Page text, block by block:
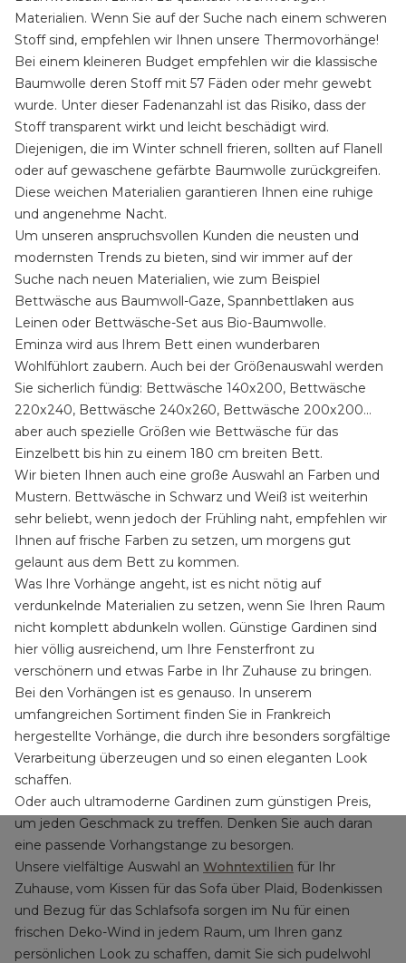
Materialien. Wenn Sie auf der Suche nach einem schweren
Stoff sind, empfehlen wir Ihnen unsere Thermovorhänge!
Bei einem kleineren Budget empfehlen wir die klassische
Baumwolle deren Stoff mit 57 Fäden oder mehr gewebt
wurde. Unter dieser Fadenanzahl ist das Risiko, dass der
Stoff transparent wirkt und leicht beschädigt wird.
Diejenigen, die im Winter schnell frieren, sollten auf Flanell
oder auf gewaschene gefärbte Baumwolle zurückgreifen.
Diese weichen Materialien garantieren Ihnen eine ruhige
und angenehme Nacht.
Um unseren anspruchsvollen Kunden die neusten und
modernsten Trends zu bieten, sind wir immer auf der
Suche nach neuen Materialien, wie zum Beispiel
Bettwäsche aus Baumwoll-Gaze, Spannbettlaken aus
Leinen oder Bettwäsche-Set aus Bio-Baumwolle.
Eminza wird aus Ihrem Bett einen wunderbaren
Wohlfühlort zaubern. Auch bei der Größenauswahl werden
Sie sicherlich fündig: Bettwäsche 140x200, Bettwäsche
220x240, Bettwäsche 240x260, Bettwäsche 200x200…
aber auch spezielle Größen wie Bettwäsche für das
Einzelbett bis hin zu einem 180 cm breiten Bett.
Wir bieten Ihnen auch eine große Auswahl an Farben und
Mustern. Bettwäsche in Schwarz und Weiß ist weiterhin
sehr beliebt, wenn jedoch der Frühling naht, empfehlen wir
Ihnen auf frische Farben zu setzen, um morgens gut
gelaunt aus dem Bett zu kommen.
Was Ihre Vorhänge angeht, ist es nicht nötig auf
verdunkelnde Materialien zu setzen, wenn Sie Ihren Raum
nicht komplett abdunkeln wollen. Günstige Gardinen sind
hier völlig ausreichend, um Ihre Fensterfront zu
verschönern und etwas Farbe in Ihr Zuhause zu bringen.
Bei den Vorhängen ist es genauso. In unserem
umfangreichen Sortiment finden Sie in Frankreich
hergestellte Vorhänge, die durch ihre besonders sorgfältige
Verarbeitung überzeugen und so einen eleganten Look
schaffen.
Oder auch ultramoderne Gardinen zum günstigen Preis,
um jeden Geschmack zu treffen. Denken Sie auch daran
eine passende Vorhangstange zu besorgen.
Unsere vielfältige Auswahl an Wohntextilien für Ihr
Zuhause, vom Kissen für das Sofa über Plaid, Bodenkissen
und Bezug für das Schlafsofa sorgen im Nu für einen
frischen Deko-Wind in jedem Raum, um Ihren ganz
persönlichen Look zu schaffen, damit Sie sich pudelwohl